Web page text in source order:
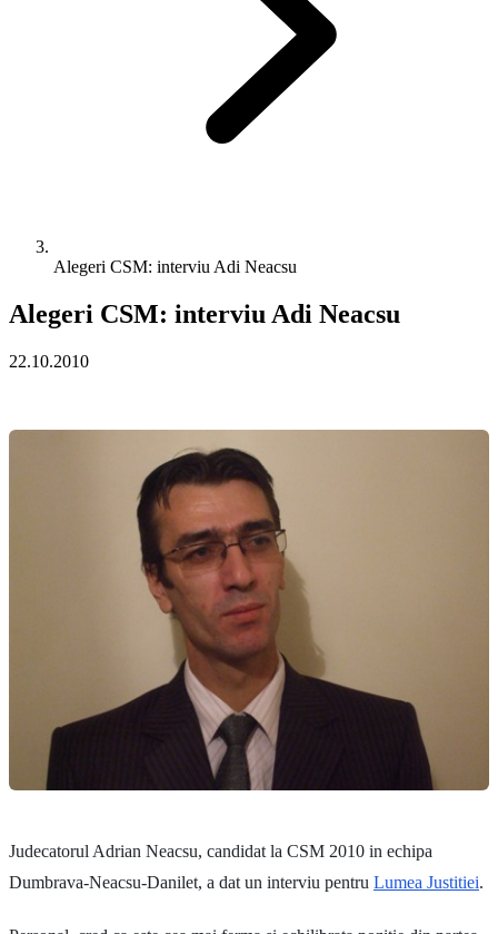
Alegeri CSM: interviu Adi Neacsu
Alegeri CSM: interviu Adi Neacsu
22.10.2010
Judecatorul Adrian Neacsu, candidat la CSM 2010 in echipa
Dumbrava-Neacsu-Danilet, a dat un interviu pentru Lumea Justitiei.